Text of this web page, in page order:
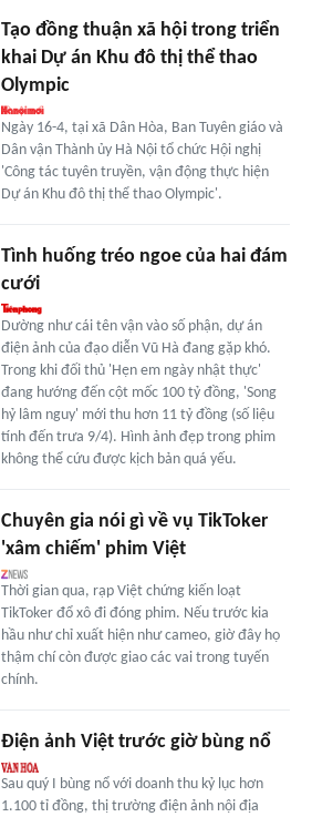
Tạo đồng thuận xã hội trong triển
khai Dự án Khu đô thị thể thao
Olympic
Ngày 16-4, tại xã Dân Hòa, Ban Tuyên giáo và
Dân vận Thành ủy Hà Nội tổ chức Hội nghị
'Công tác tuyên truyền, vận động thực hiện
Dự án Khu đô thị thể thao Olympic'.
Tình huống tréo ngoe của hai đám
cưới
Dường như cái tên vận vào số phận, dự án
điện ảnh của đạo diễn Vũ Hà đang gặp khó.
Trong khi đối thủ 'Hẹn em ngày nhật thực'
đang hướng đến cột mốc 100 tỷ đồng, 'Song
hỷ lâm nguy' mới thu hơn 11 tỷ đồng (số liệu
tính đến trưa 9/4). Hình ảnh đẹp trong phim
không thể cứu được kịch bản quá yếu.
Chuyên gia nói gì về vụ TikToker
'xâm chiếm' phim Việt
Thời gian qua, rạp Việt chứng kiến loạt
TikToker đổ xô đi đóng phim. Nếu trước kia
hầu như chỉ xuất hiện như cameo, giờ đây họ
thậm chí còn được giao các vai trong tuyến
chính.
Điện ảnh Việt trước giờ bùng nổ
Sau quý I bùng nổ với doanh thu kỷ lục hơn
1.100 tỉ đồng, thị trường điện ảnh nội địa